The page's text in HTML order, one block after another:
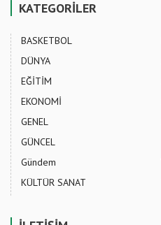
KATEGORİLER
BASKETBOL
DÜNYA
EĞİTİM
EKONOMİ
GENEL
GÜNCEL
Gündem
KÜLTÜR SANAT